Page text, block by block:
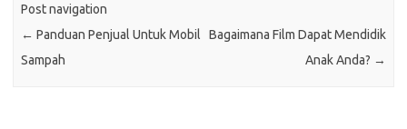
o
k
p
Post navigation
← Panduan Penjual Untuk Mobil
Sampah
Bagaimana Film Dapat Mendidik
Anak Anda? →